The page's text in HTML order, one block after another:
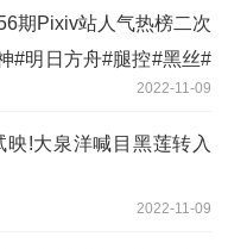
期Pixiv站人气热榜二次
#明日方舟#腿控#黑丝#
2022-11-09
映!大泉洋喊目黑莲转入
2022-11-09